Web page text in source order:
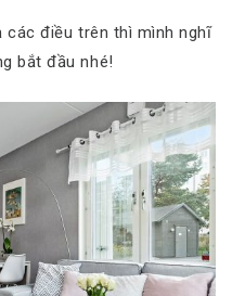
các điều trên thì mình nghĩ
bắt đầu nhé!